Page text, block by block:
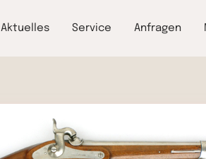
Aktuelles Service Anfragen